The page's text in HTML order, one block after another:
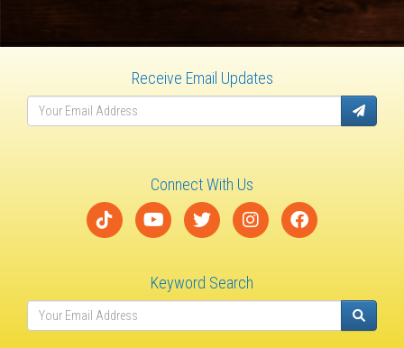
Receive Email Updates
Connect With Us
Keyword Search